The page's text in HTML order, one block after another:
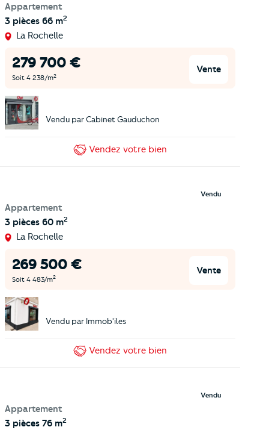
Appartement
3 pièces 66 m2
La Rochelle
279 700 €
Soit 4 238/m2
Vente
Vendu parCabinet Gauduchon
Vendez votre bien
Appartement
3 pièces 60 m2
Vendu
La Rochelle
269 500 €
Soit 4 483/m2
Vente
Vendu par Immob'iles
Vendez votre bien
Appartement
3 pièces 76 m2
Vendu